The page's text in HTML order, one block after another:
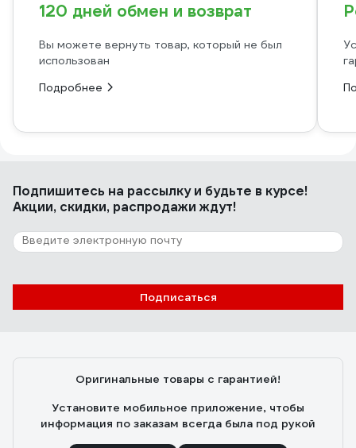
120 дней обмен и возврат
Вы можете вернуть товар, который не был
использован
Подробнее
Подпишитесь на рассылкуи будьте в курсе!
Акции, скидки, распродажи ждут!
Подписаться
Оригинальные товары с гарантией!
Установите мобильное приложение, чтобы
информация по заказам всегда была под рукой